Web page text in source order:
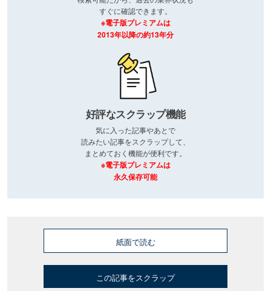
すぐに確認できます。
※電子版プレミアムは
2013年以降の約13年分
好評なスクラップ機能
気に入った記事やあとで
読みたい記事をスクラップして、
まとめておく機能が便利です。
※電子版プレミアムは
永久保存可能
紙面で読む
この記事をスクラップ